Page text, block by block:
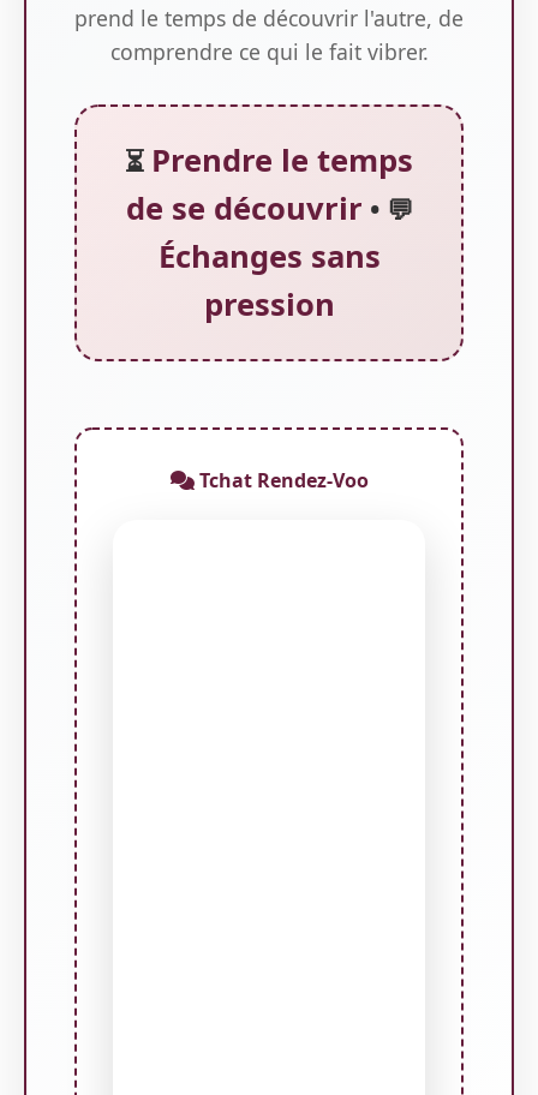
prend le temps de découvrir l'autre, de
comprendre ce qui le fait vibrer.
⏳ Prendre le temps
de se découvrir • 💬
Échanges sans
pression
Tchat Rendez-Voo